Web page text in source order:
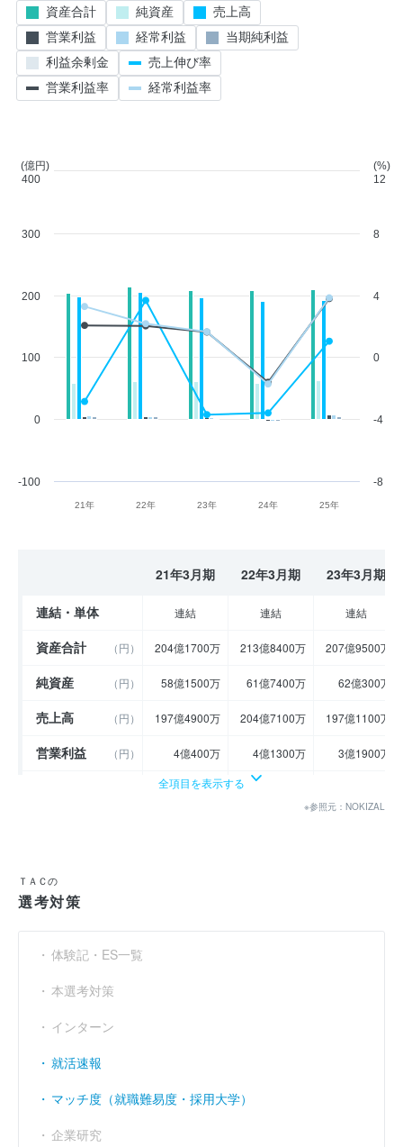
21年 22年 23年 24年 25年
-100
0
100
200
300
(億円)
400
-8
-4
0
4
8
(%)
12
資産合計 純資産
売上高
営業利益
経常利益
当期純利益
利益余剰金
売上伸び率
営業利益率
経常利益率
21年3月期 22年3月期 23年3月期
連結・単体 連結 連結 連結
資産合計 （円） 204億1700万 213億8400万 207億9500万
純資産 （円） 58億1500万 61億7400万 62億300万
売上高 （円） 197億4900万 204億7100万 197億1100万
営業利益 （円） 4億400万 4億1300万 3億1900万
6億4600万
売上伸び率
営業利益率 （％） 2.05 2.02 1.62
経常利益率 （％）
全項目を表示する
※参照元：NOKIZAL
ＴＡＣの
選考対策
体験記・ES一覧
本選考対策
インターン
就活速報
マッチ度（就職難易度・採用大学）
企業研究